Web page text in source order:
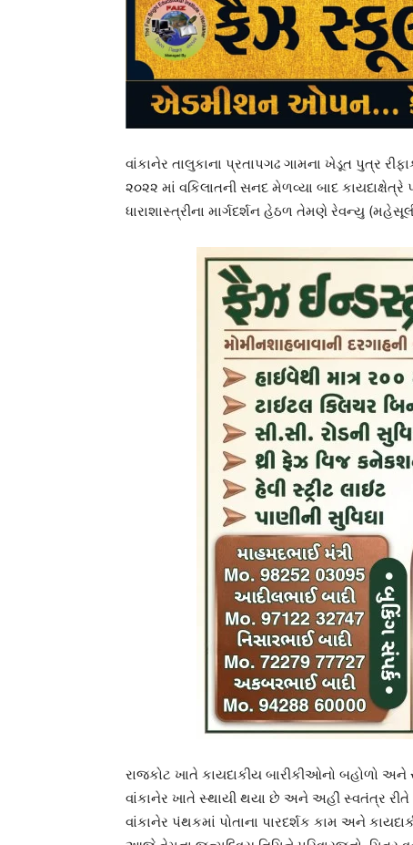
વાંકાનેર તાલુકાના પ્રતાપગઢ ગામના ખેડૂત પુત્ર
૨૦૨૨ માં વકિલાતની સનદ મેળવ્યા બાદ
ધારાશાસ્ત્રીના માર્ગદર્શન હેઠળ તેમણે રેવન્યુ
રાજકોટ ખાતે કાયદાકીય બારીકીઓનો બહોળો
વાંકાનેર ખાતે સ્થાયી થયા છે અને અહીં સ્વતંત્ર
વાંકાનેર પંથકમાં પોતાના પારદર્શક કામ અને